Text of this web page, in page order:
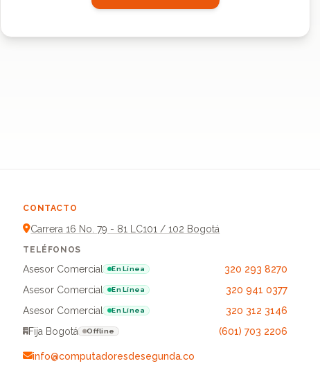
CONTACTO
Carrera 16 No. 79 - 81 LC101 / 102 Bogotá
TELÉFONOS
Asesor Comercial En Línea
320 293 8270
Asesor Comercial
En Línea
320 941 0377
Asesor Comercial
En Línea
320 312 3146
Fija Bogotá
Offline (601) 703 2206
info@computadoresdesegunda.co